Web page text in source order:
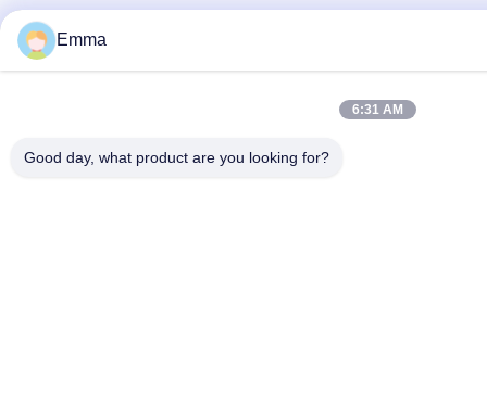
Emma
6:31 AM
Good day, what product are you looking for?